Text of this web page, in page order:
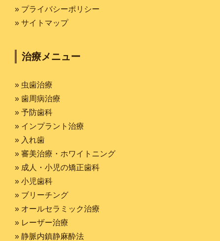
» プライバシーポリシー
» サイトマップ
治療メニュー
» 虫歯治療
» 歯周病治療
» 予防歯科
» インプラント治療
» 入れ歯
» 審美治療・ホワイトニング
» 成人・小児の矯正歯科
» 小児歯科
» ブリーチング
» オールセラミック治療
» レーザー治療
» 静脈内鎮静麻酔法